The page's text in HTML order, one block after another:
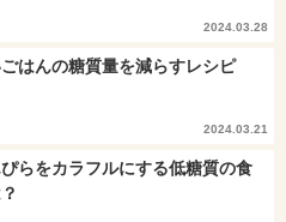
2024.03.28
はんの糖質量を減らすレシピ
2024.03.21
らをカラフルにする低糖質の食